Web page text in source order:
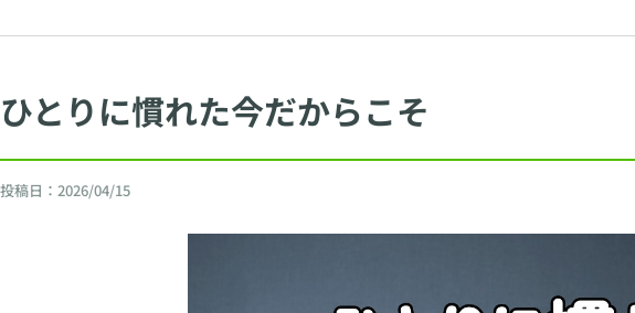
ひとりに慣れた今だからこそ
投稿日： 2026/04/15